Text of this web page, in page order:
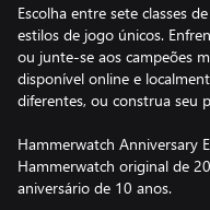
Escolha entre sete classes
estilos de jogo únicos.
ou junte-se aos campeões
disponível online e
diferentes, ou construa seu
Hammerwatch Anniversary
Hammerwatch original de
aniversário de 10 anos.